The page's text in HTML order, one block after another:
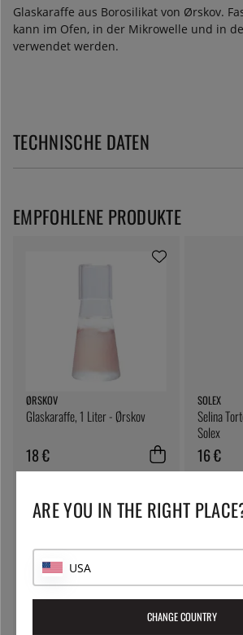
Glaskaraffe aus Borosilikat von Ørskov.
kann im Ofen, in der Mikrowelle und in
verwendet werden.
TECHNISCHE DATEN
ØRSKOV
Glaskaraffe, 1 Liter - Ørskov
18 €
SOLEX
Selina
Solex
16 €
EMPFOHLENE PRODUKTE
ARE YOU IN THE RIGHT
USA
CHANGE COUNTRY